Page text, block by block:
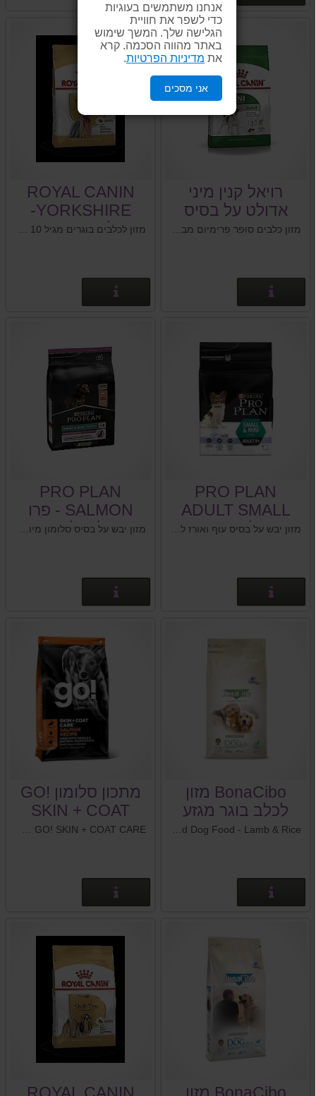
אנחנו משתמשים בעוגיות
כדי לשפר את חוויית
הגלישה שלך. המשך שימוש
באתר מהווה הסכמה. קרא
את מדיניות הפרטיות.
אני מסכים
רויאל קנין מיני
אדולט על בסיס
תירס 2 ק"ג
ROYAL CANIN
YORKSHIRE-
רויאל קנין יורקשייר
PRO PLAN
ADULT SMALL
פרופלן עוף ואורז מזון יבש על בסיס עוף ואורז לכלבים בוגרים מגזע קטן.
PRO PLAN
SALMON - פרו
פלן סלומון
מזון יבש על בסיס סלומון מיועד לכלבים בוגרים הסובלים מרגישויות בעור ובקיבה.
BonaCibo מזון
לכלב בוגר מגזע
קטן כבש ואורז
BonaCibo Adult Small Breed Dog Food - Lamb & Rice מזון מלא ומאוזן לכלבים בוגרים מגזע קטן - כבש ואורז
מתכון סלומון GO!
SKIN + COAT
CARE
GO! SKIN + COAT CARE מזון כלבים לכל שלבי החיים